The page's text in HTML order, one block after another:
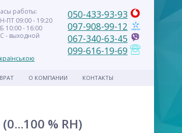
работы:
ПТ 09:00 - 19:20
10:00 - 16:00
- выходной
050-433-93-93
097-908-99-12
067-340-63-45
099-616-19-69
О КОМПАНИИ КОНТАКТЫ
% RH)